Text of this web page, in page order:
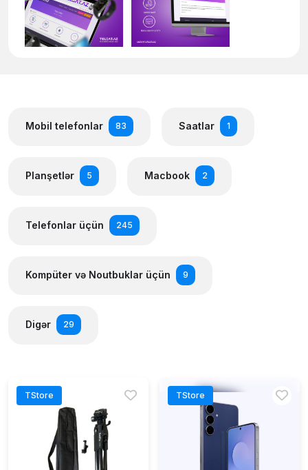
Mobil telefonlar 83 Saatlar 1
Planşetlər 5 Macbook 2
Telefonlar üçün 245
Kompüter və Noutbuklar üçün 9
Digər 29
TStore TStore